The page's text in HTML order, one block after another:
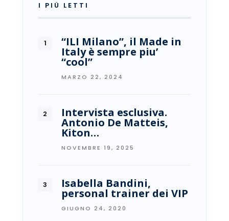
I PIÙ LETTI
“ILI Milano”, il Made in
Italy è sempre piu’
“cool”
MARZO 22, 2024
Intervista esclusiva.
Antonio De Matteis,
Kiton…
NOVEMBRE 19, 2025
Isabella Bandini,
personal trainer dei VIP
GIUGNO 24, 2020